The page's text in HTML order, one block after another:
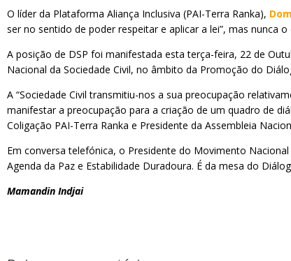
O líder da Plataforma Aliança Inclusiva (PAI-Terra Ranka),
ser no sentido de poder respeitar e aplicar a lei”, mas nunca
A posição de DSP foi manifestada esta terça-feira, 22 de
Nacional da Sociedade Civil, no âmbito da Promoção do
A “Sociedade Civil transmitiu-nos a sua preocupação
manifestar a preocupação para a criação de um quadro de
Coligação PAI-Terra Ranka e Presidente da Assembleia
Em conversa telefónica, o Presidente do Movimento
Agenda da Paz e Estabilidade Duradoura. É da mesa do
Mamandin Indjai